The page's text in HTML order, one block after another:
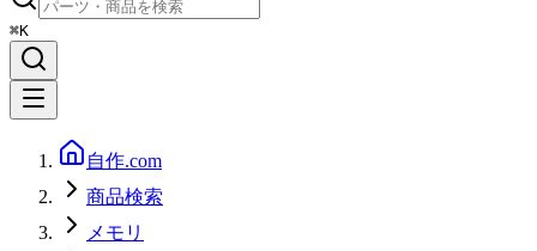
⌘K
自作.com
商品検索
メモリ